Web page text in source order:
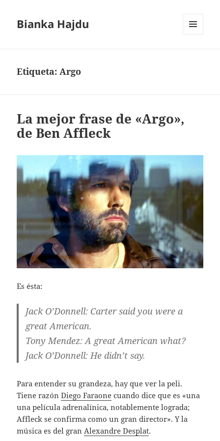
Bianka Hajdu
Etiqueta:Argo
La mejor frase de «Argo»,
de Ben Affleck
Es ésta:
Jack O’Donnell: Carter said you were a
great American.
Tony Mendez: A great American what?
Jack O’Donnell: He didn’t say.
Para entender su grandeza, hay que ver la peli.
Tiene razónDiego Faraone cuando dice que es «una
una película adrenalínica, notablemente lograda;
Affleck se confirma como un gran director». Y la
música es del granAlexandre Desplat.